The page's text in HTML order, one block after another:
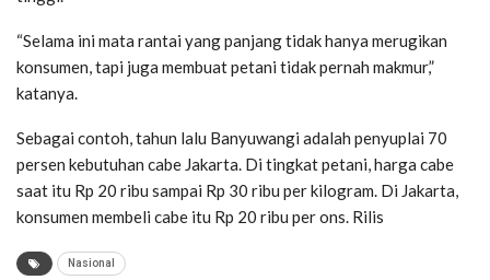
“Selama ini mata rantai yang panjang tidak hanya merugikan
konsumen, tapi juga membuat petani tidak pernah makmur,”
katanya.
Sebagai contoh, tahun lalu Banyuwangi adalah penyuplai 70
persen kebutuhan cabe Jakarta. Di tingkat petani, harga cabe
saat itu Rp 20 ribu sampai Rp 30 ribu per kilogram. Di Jakarta,
konsumen membeli cabe itu Rp 20 ribu per ons. Rilis
Nasional